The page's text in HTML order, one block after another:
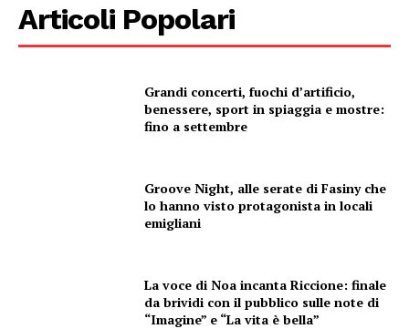
Menu
Canale TV 70/80/90
Articoli Popolari
Grandi concerti, fuochi d’artificio,
benessere, sport in spiaggia e mostre:
fino a settembre
Groove Night, alle serate di Fasiny che
lo hanno visto protagonista in locali
emigliani
La voce di Noa incanta Riccione: finale
da brividi con il pubblico sulle note di
“Imagine” e “La vita è bella”